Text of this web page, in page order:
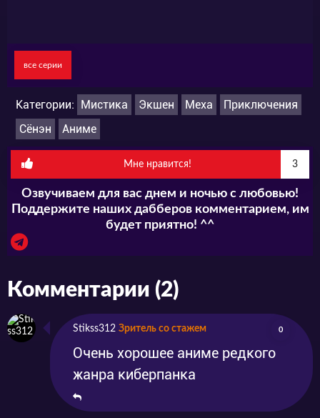
все серии
Категории: Мистика Экшен Меха
Приключения
Сёнэн
Аниме
Мне нравится! 3
Озвучиваем для вас днем и ночью с любовью!
Поддержите наших дабберов комментарием, им
будет приятно! ^^
Комментарии (2)
Stikss312 Зритель со стажем 0
Очень хорошее аниме редкого
жанра киберпанка